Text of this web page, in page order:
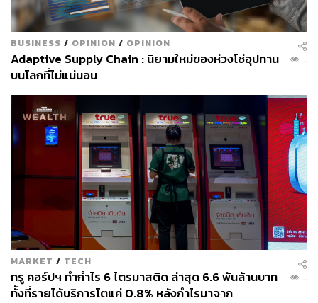
3. ทดลองการใช้งาน กำหนดยุทธศาสตร์ พัฒนา และเก็บ
รวบรวมกรณีการใช้งานทางธุรกิจ (Business Use Cases)
ในการใช้งาน AI องค์กรต้องพัฒนายุทธศาสตร์ที่ชัดเจนโดย
ระบุบทบาทและความรับผิดชอบของผู้ที่เกี่ยวข้อง รวมถึงผู้รับ
ผิดชอบในการตัดสินใจเกี่ยวกับแผนงาน Generative AI และ
ผู้รับผิดชอบในการใช้เทคโนโลยีนี้ ในเวลาเดียวกัน ควรส่ง
เสริมบุคลากรในองค์กรให้ใช้เทคโนโลยีนี้ในการรวบรวม
และค้นหา กรณีการใช้งานในธุรกิจอย่างสร้างสรรค์ ความ
สามารถของ Generative AI จะเปลี่ยนแปลงอย่างรวดเร็วใน
อีกไม่กี่ปีข้างหน้า ดังนั้นการมียุทธศาสตร์เทคโนโลยีและการ
ตรวจสอบความสามารถในเชิงธุรกิจและเชิงการตลาดเป็นสิ่ง
สำคัญต่อความสำเร็จในการใช้ Generative AI ในองค์กร
นั้นๆ
4. นำเครื่องมือ Generative AI ระดับองค์กรไปใช้งาน
BUSINESS / OPINION / OPINION
Adaptive Supply Chain : นิยามใหม่ของห่วงโซ่อุปทาน
บนโลกที่ไม่แน่นอน
...
MARKET / TECH
ทรู คอร์ปฯ ทำกำไร 6 ไตรมาสติด ล่าสุด 6.6 พันล้านบาท
ทั้งที่รายได้บริการโตแค่ 0.8% หลังกำไรมาจาก
...